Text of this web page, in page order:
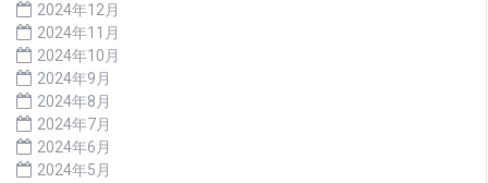
2024年12月
2024年11月
2024年10月
2024年9月
2024年8月
2024年7月
2024年6月
2024年5月